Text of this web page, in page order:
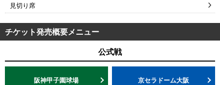
見切り席
チケット発売概要メニュー
公式戦
阪神甲子園球場 京セラドーム大阪